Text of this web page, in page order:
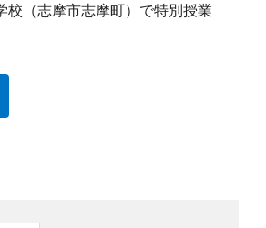
（志摩市志摩町）で特別授業